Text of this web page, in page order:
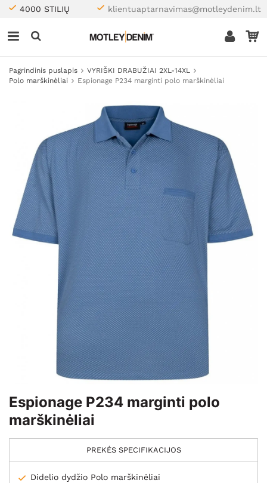
4000 STILIŲ klientuaptarnavimas@motleydenim.lt
Pagrindinis puslapis
VYRIŠKI DRABUŽIAI 2XL-14XL
Polo marškinėliai
Espionage P234 marginti polo marškinėliai
Espionage P234 marginti polo
marškinėliai
PREKĖS SPECIFIKACIJOS
Didelio dydžio Polo marškinėliai